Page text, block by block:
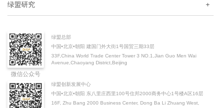
绿盟研究 +
微信公众号
绿盟总部
中国•北京•朝阳 建国门外大街1号国贸三期33层
33F,China World Trade Center Tower 3 NO.1,Jian Guo Men Wai
Avenue,Chaoyang District,Beijing
绿盟创新发展中心
中国•北京•朝阳 东八里庄西里100号住邦2000商务中心1号楼A区16层
16F, Zhu Bang 2000 Business Center, Dong Ba Li Zhuang West,